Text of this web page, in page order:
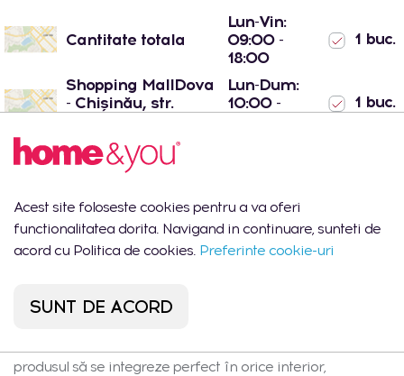
Cantitate totala
Lun-Vin:
09:00 -
18:00
1 buc.
Shopping MallDova
- Chișinău, str.
Lun-Dum:
10:00 -
1 buc.
Port Mall -
Chișinău, str. Mihail
produsul să se integreze perfect în orice interior,
Acest site foloseste cookies pentru a va oferi
functionalitatea dorita. Navigand in continuare, sunteti de
acord cu Politica de cookies. Preferinte cookie-uri
SUNT DE ACORD